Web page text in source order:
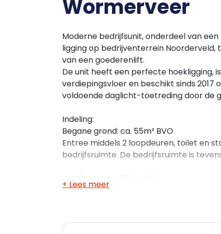
Wormerveer
Moderne bedrijfsunit, onderdeel van
ligging op bedrijventerrein Noorderveld,
van een goederenlift.
De unit heeft een perfecte hoekligging,
verdiepingsvloer en beschikt sinds 2017
voldoende daglicht-toetreding door de
Indeling:
Begane grond: ca. 55m² BVO
Entree middels 2 loopdeuren, toilet en
bedrijfsruimte. De bedrijfsruimte is
Ingedeeld in diverse ruimtes. Raampartij
• onderheide betonvloer, draagkracht
+ Lees meer